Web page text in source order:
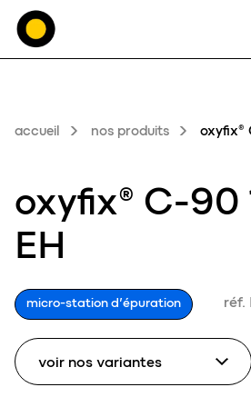
accueil nos produits oxyfix®
oxyfix® C-90
EH
micro-station d’épuration réf.